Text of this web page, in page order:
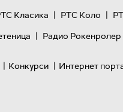
Класика | РТС Коло |
| Радио Рокенролер
| Конкурси | Интернет